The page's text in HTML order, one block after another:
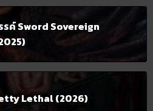
ค์ Sword Sovereign
Lethal (2026)